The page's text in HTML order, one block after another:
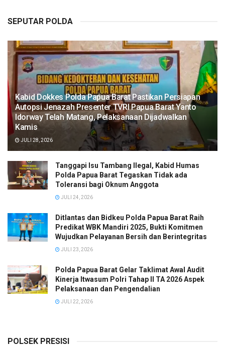
SEPUTAR POLDA
Kabid Dokkes Polda Papua Barat Pastikan Persiapan
Autopsi Jenazah Presenter TVRI Papua Barat Yanto
Idorway Telah Matang, Pelaksanaan Dijadwalkan
Kamis
JULI 28, 2026
Tanggapi Isu Tambang Ilegal, Kabid Humas
Polda Papua Barat Tegaskan Tidak ada
Toleransi bagi Oknum Anggota
JULI 24, 2026
Ditlantas dan Bidkeu Polda Papua Barat Raih
Predikat WBK Mandiri 2025, Bukti Komitmen
Wujudkan Pelayanan Bersih dan Berintegritas
JULI 23, 2026
Polda Papua Barat Gelar Taklimat Awal Audit
Kinerja Itwasum Polri Tahap II TA 2026 Aspek
Pelaksanaan dan Pengendalian
JULI 22, 2026
POLSEK PRESISI